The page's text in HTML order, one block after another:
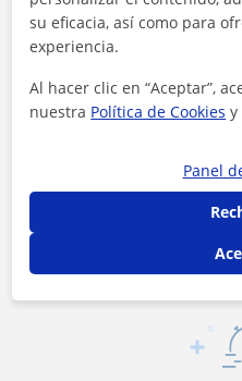
Es el precio
su eficacia, así como para
experiencia.
Al hacer clic en “Aceptar”,
nuestra Política de Cookies y
Panel